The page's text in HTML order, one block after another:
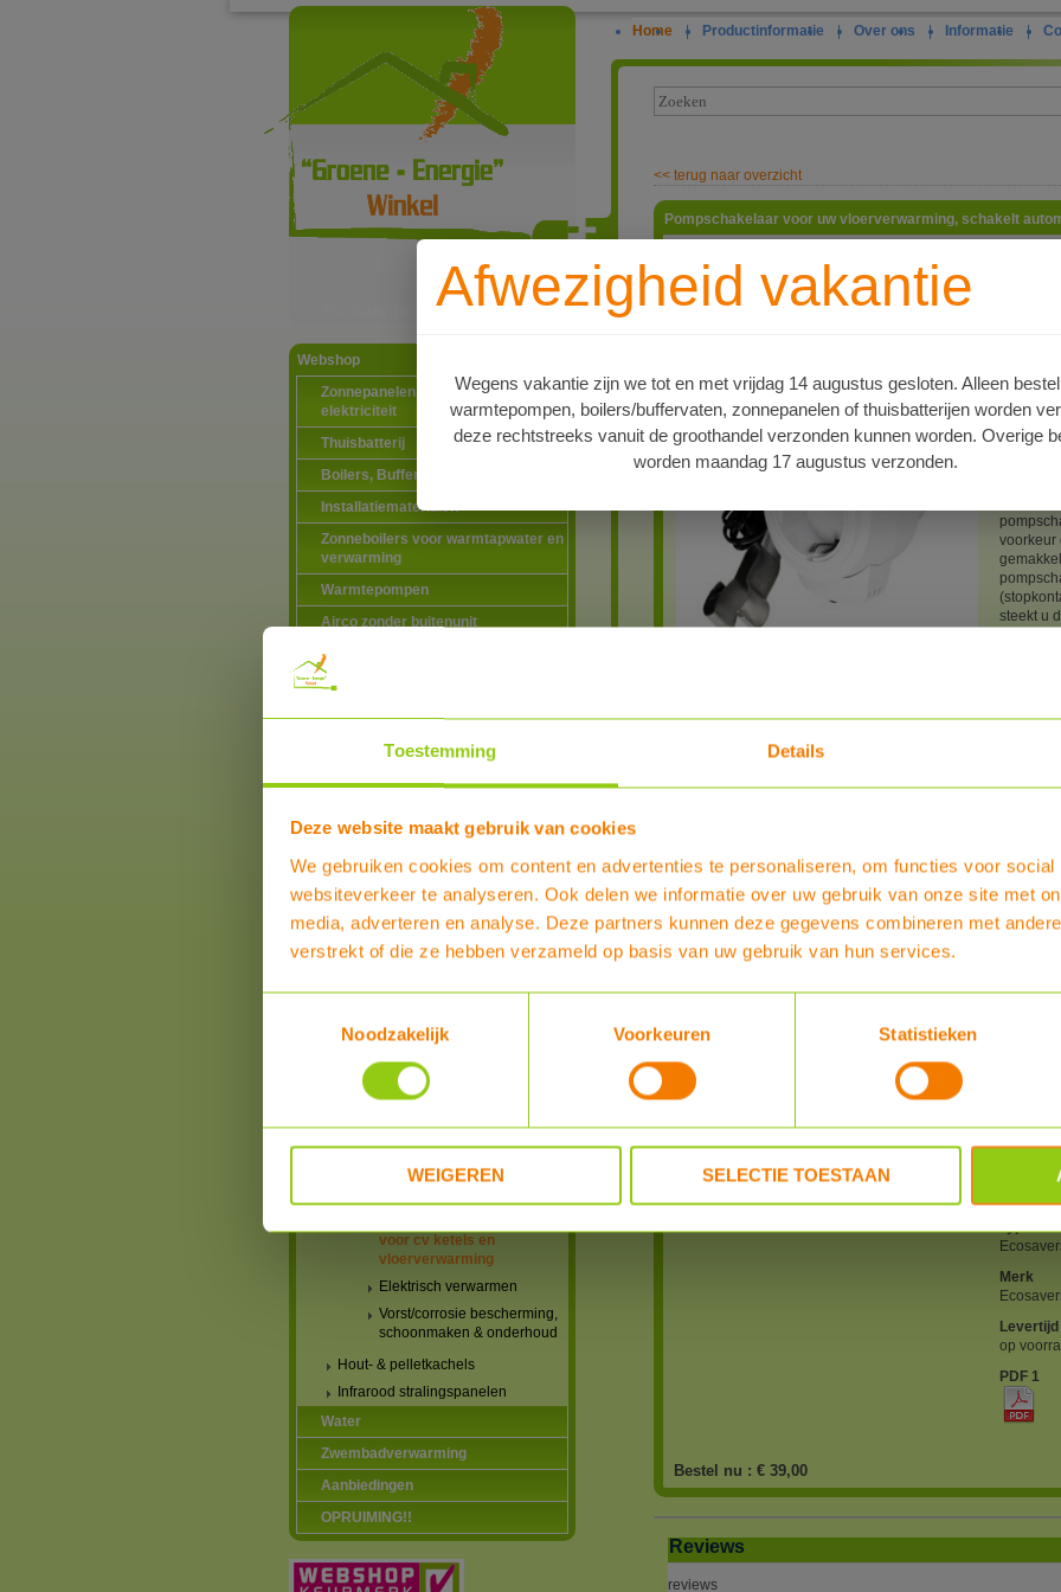
Toestemming Details
Deze website maakt gebruik van cookies
We gebruiken cookies om content en advertenties te personaliseren, om functies voor social
websiteverkeer te analyseren. Ook delen we informatie over uw gebruik van onze site met
media, adverteren en analyse. Deze partners kunnen deze gegevens combineren met
verstrekt of die ze hebben verzameld op basis van uw gebruik van hun services.
Noodzakelijk
Voorkeuren Statistieken
WEIGEREN SELECTIE TOESTAAN
Ga naar productinformatie
Webshop
Zonnepanelen PV-systemen
elektriciteit
Thuisbatterij
Boilers, Buffervaten en toebehoren
Installatiematerialen
Zonneboilers voor warmtapwater en
verwarming
Warmtepompen
Airco zonder buitenunit
Douche warmte-terugwinning
Elektriciteitsproducten
Elektrische vervoermiddelen
Hotfill voor wasmachines en
Verlichting
Verwarming
Centrale verwarming
Thermostaten en regelingen
Klok-thermostatische
radiatorkranen en
radiatorkranen
Honeywell Evohome
Zoneregeling
Radiatorfolie en
Leidingisolatie
Radiatoren eenvoudig
voor cv ketels en
vloerverwarming
Elektrisch verwarmen
Vorst/corrosie bescherming,
schoonmaken & onderhoud
Hout- & pelletkachels
Infrarood stralingspanelen
Water
Zwembadverwarming
Aanbiedingen
OPRUIMING!!
Home | Productinformatie | Over ons | Informatie |
Afwezigheid vakantie
Wegens vakantie zijn we tot en met vrijdag 14 augustus gesloten. Alleen
warmtepompen, boilers/buffervaten, zonnepanelen of thuisbatterijen worden
deze rechtstreeks vanuit de groothandel verzonden kunnen worden. Overige
worden maandag 17 augustus verzonden.
<< terug naar overzicht
Pompschakelaar voor uw vloerverwarming, schakelt
Vrijwel
die
slangen
door,
per jaar
draaien
op
en dus
voorkeur
steekt u
klemt u
klaar
simpele
instellen
zelfs
juist
op het
geen
levert
pomp
Voor
PDF
Type
Merk
Levertijd
op
PDF 1
Bestel nu : € 39,00
Reviews
reviews